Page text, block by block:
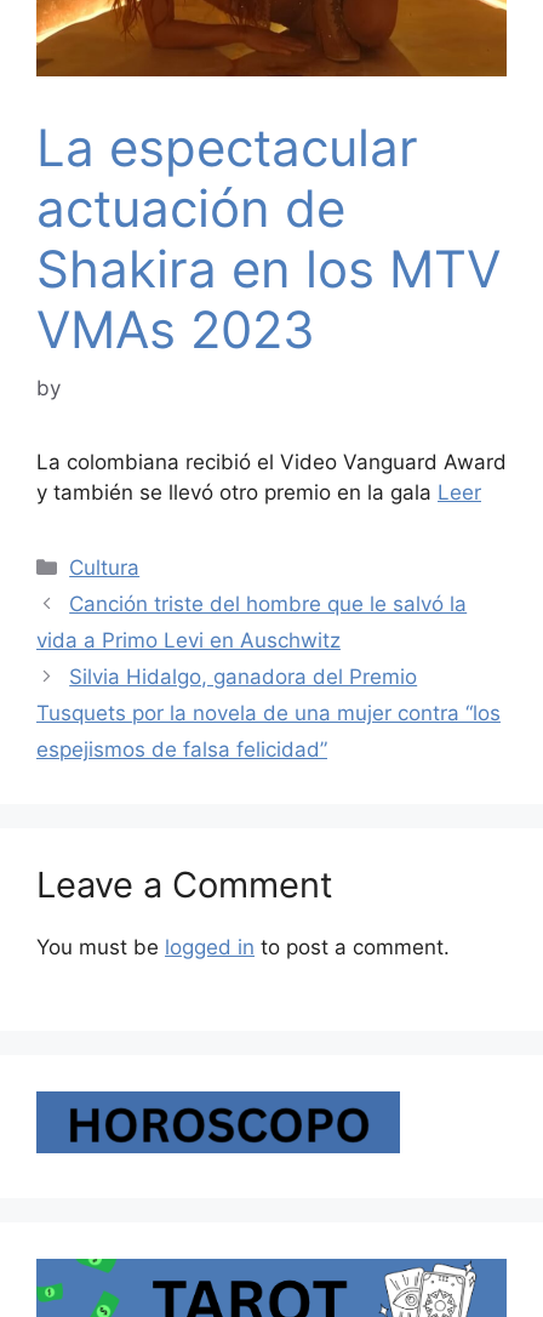
La espectacular
actuación de
Shakira en los MTV
VMAs 2023
by
La colombiana recibió el Video Vanguard Award
y también se llevó otro premio en la gala Leer
Categories
Cultura
Canción triste del hombre que le salvó la
vida a Primo Levi en Auschwitz
Silvia Hidalgo, ganadora del Premio
Tusquets por la novela de una mujer contra “los
espejismos de falsa felicidad”
Leave a Comment
You must be logged in to post a comment.